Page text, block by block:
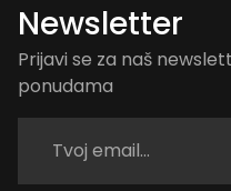
Newsletter
Prijavi se za naš
ponudama